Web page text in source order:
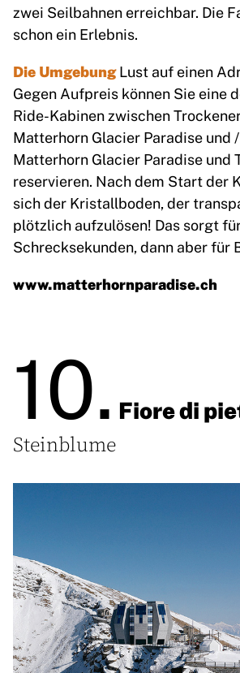
zwei Seilbahnen erreichbar. Die
schon ein Erlebnis.
Die UmgebungLust auf einen
Gegen Aufpreis können Sie eine
Ride-Kabinen zwischen
Matterhorn Glacier Paradise und
Matterhorn Glacier Paradise und
reservieren. Nach dem Start der
sich der Kristallboden, der
plötzlich aufzulösen! Das sorgt
Schrecksekunden, dann aber für
www.matterhornparadise.ch
10. Fiore di
Steinblume